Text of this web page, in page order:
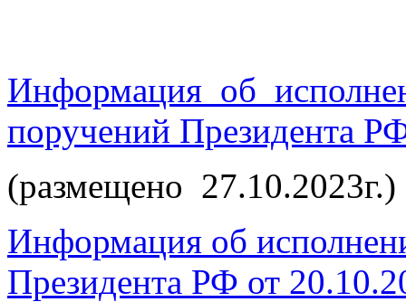
Информация об
поручений Президента
(размещено 27.10.2023г.)
Информация об
Президента РФ от